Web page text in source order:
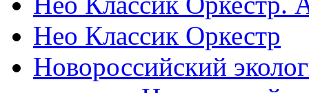
Нео Классик Оркестр
Новороссийский